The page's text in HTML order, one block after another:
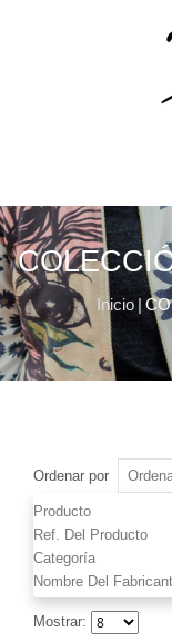
Inicio |
Ordenar por
Producto
Ref. Del Producto
Categoría
Nombre Del
Mostrar: